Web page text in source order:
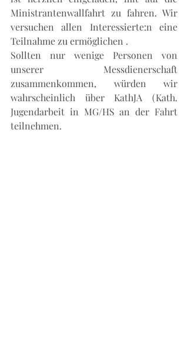
Ministrantenwallfahrt zu fahren. Wir
versuchen allen Interessierte:n eine
Teilnahme zu ermöglichen .
Sollten nur wenige Personen von
unserer Messdienerschaft
zusammenkommen, würden wir
wahrscheinlich über KathJA (Kath.
Jugendarbeit in MG/HS an der Fahrt
teilnehmen.